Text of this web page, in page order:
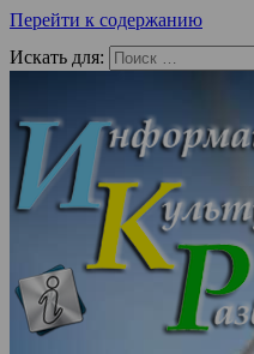
Перейти к содержанию
Искать для: